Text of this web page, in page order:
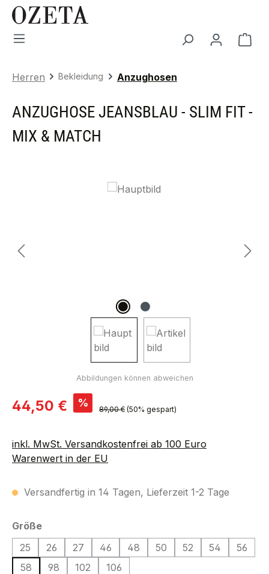
Zum Hauptinhalt springen
Herren Bekleidung Anzughosen
ANZUGHOSE JEANSBLAU - SLIM FIT -
MIX & MATCH
Bildergalerie überspringen
Verkaufspreis:
44,50 € % Regulärer Preis:
89,00 € (50% gespart)
inkl. MwSt. Versandkostenfrei ab 100 Euro
Warenwert in der EU
Versandfertig in 14 Tagen, Lieferzeit 1-2 Tage
Größeauswählen
25
26 27 46 48 50 52 54
56
58
98 102 106